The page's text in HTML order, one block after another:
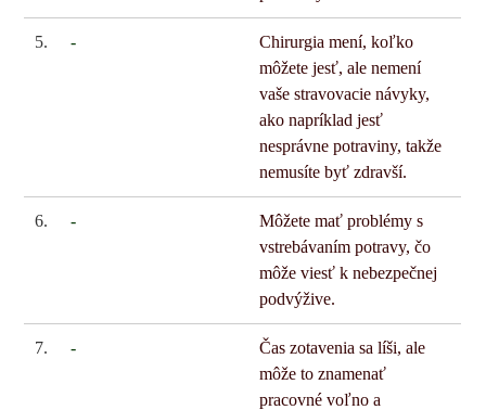
5. -
Chirurgia mení, koľko
môžete jesť, ale nemení
vaše stravovacie návyky,
ako napríklad jesť
nesprávne potraviny, takže
nemusíte byť zdravší.
6. -
Môžete mať problémy s
vstrebávaním potravy, čo
môže viesť k nebezpečnej
podvýžive.
7. -
Čas zotavenia sa líši, ale
môže to znamenať
pracovné voľno a